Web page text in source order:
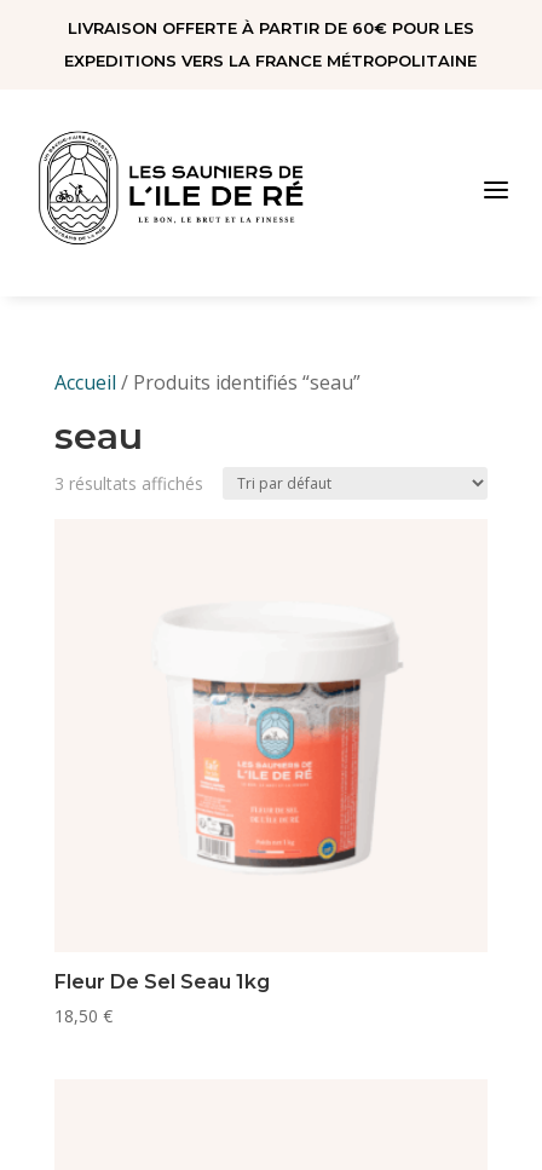
Panneau de gestion des cookies
LIVRAISON OFFERTE À PARTIR DE 60€ POUR LES
EXPEDITIONS VERS LA FRANCE MÉTROPOLITAINE
a
Accueil / Produits identifiés “seau”
seau
3 résultats affichés
Fleur De Sel Seau 1kg
18,50 €